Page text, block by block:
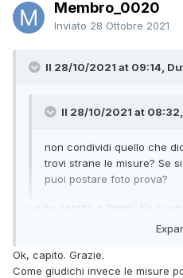
Membro_0020
Inviato 28 Ottobre 2021
Il 28/10/2021 at 09:14,
Il 28/10/2021 at
non condividi quello che
trovi strane le misure? Se
puoi postare foto prova?
Le ho sentite a Rimini. No
Ok, capito. Grazie.
Come giudichi invece le misure